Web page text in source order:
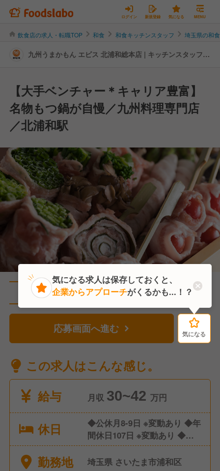
ログイン 新規登録 気になる MENU
飲食店の求人・転職TOP 和食 和食キッチンスタッフ 埼玉県の和
九州うまかもん エビス 北浦和総本店 | キッチンスタッフの
【大手ベンチャー＊キャリア豊富】
名物もつ鍋が自慢／九州料理専門店
／北浦和駅
直近1人がこの求人を検討中
応募画面へ進む 気になる
この求人はこんな感じ。
給与
月収 30~42 万円
休日
◆公休月8-9日 ※変動あり ◆年
間休日107日 ※変動あり ◆有
給休暇 ◆産休/育休 ◆介護休
暇
勤務地 埼玉県 さいたま市浦和区
気になる
気になる求人は保存しておくと、
企業からアプローチがくるかも...！？